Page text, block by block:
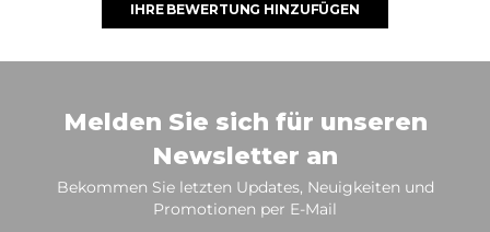
IHRE BEWERTUNG HINZUFÜGEN
Melden Sie sich für unseren
Newsletter an
Bekommen Sie letzten Updates, Neuigkeiten und
Promotionen per E-Mail